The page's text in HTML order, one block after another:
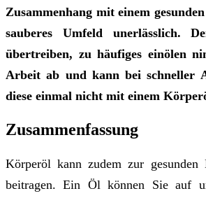
Zusammenhang mit einem
sauberes Umfeld unerlässlich.
übertreiben, zu häufiges einölen
Arbeit ab und kann bei schneller
diese einmal nicht mit einem
Zusammenfassung
Körperöl kann zudem zur gesunden
beitragen. Ein Öl können Sie auf